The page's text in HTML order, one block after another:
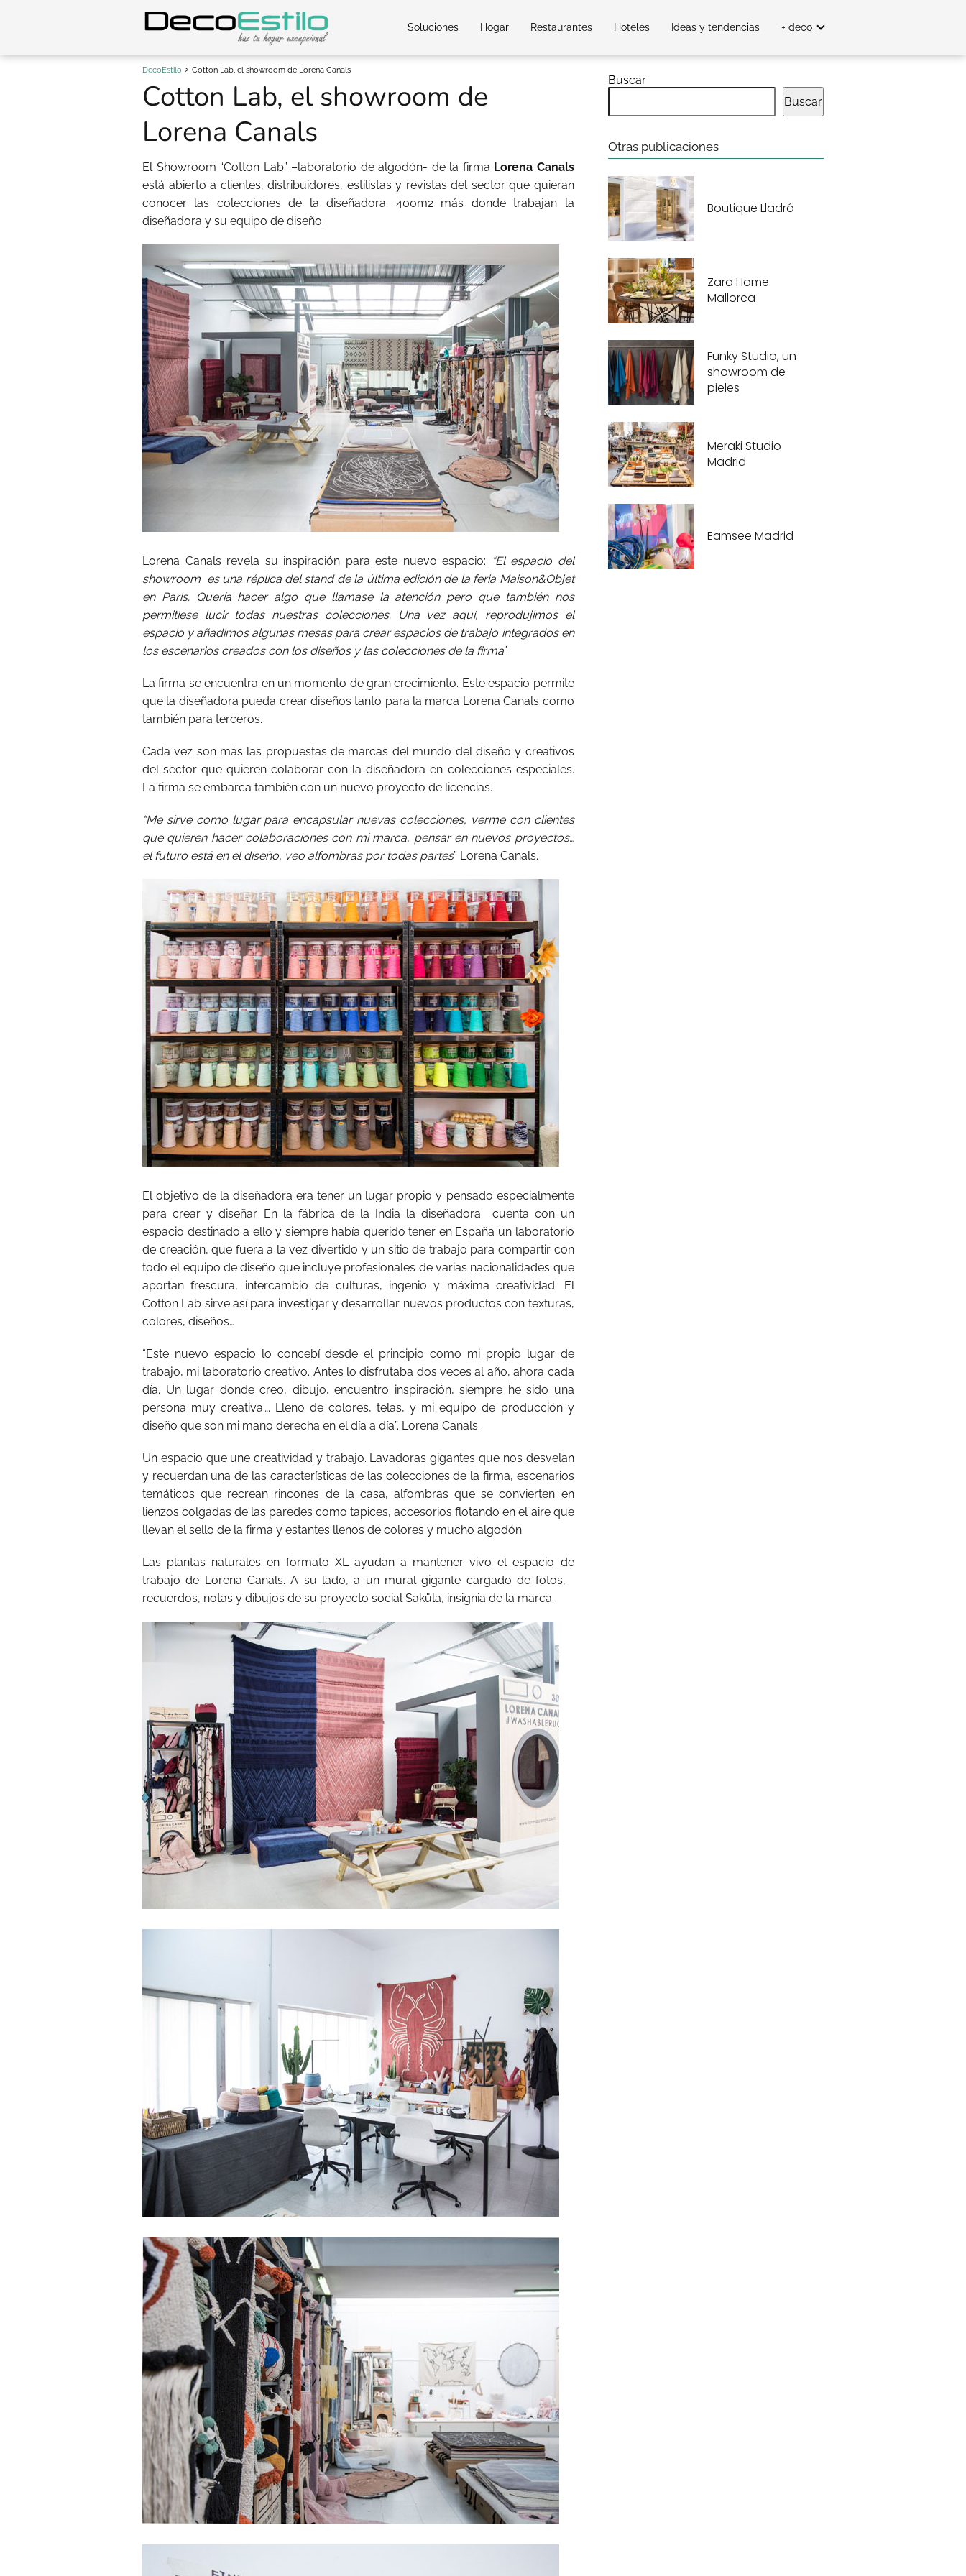
Soluciones Hogar Restaurantes Hoteles Ideas y tendencias + deco
DecoEstilo Cotton Lab, el showroom de Lorena Canals
Cotton Lab, el showroom de
Lorena Canals
El Showroom “Cotton Lab” –laboratorio de algodón- de la firma Lorena Canals
está abierto a clientes, distribuidores, estilistas y revistas del sector que quieran
conocer las colecciones de la diseñadora. 400m2 más donde trabajan la
diseñadora y su equipo de diseño.
Lorena Canals revela su inspiración para este nuevo espacio:
“El espacio del
showroom es una réplica del stand de la última edición de la feria Maison&Objet
en Paris. Quería hacer algo que llamase la atención pero que también nos
permitiese lucir todas nuestras colecciones. Una vez aquí, reprodujimos el
espacio y añadimos algunas mesas para crear espacios de trabajo integrados en
los escenarios creados con los diseños y las colecciones de la firma”.
La firma se encuentra en un momento de gran crecimiento. Este espacio permite
que la diseñadora pueda crear diseños tanto para la marca Lorena Canals como
también para terceros.
Cada vez son más las propuestas de marcas del mundo del diseño y creativos
del sector que quieren colaborar con la diseñadora en colecciones especiales.
La firma se embarca también con un nuevo proyecto de licencias.
“Me sirve como lugar para encapsular nuevas colecciones, verme con clientes
que quieren hacer colaboraciones con mi marca, pensar en nuevos proyectos…
el futuro está en el diseño, veo alfombras por todas partes” Lorena Canals.
El objetivo de la diseñadora era tener un lugar propio y pensado especialmente
para crear y diseñar. En la fábrica de la India la diseñadora cuenta con un
espacio destinado a ello y siempre había querido tener en España un laboratorio
de creación, que fuera a la vez divertido y un sitio de trabajo para compartir con
todo el equipo de diseño que incluye profesionales de varias nacionalidades que
aportan frescura, intercambio de culturas, ingenio y máxima creatividad. El
Cotton Lab sirve así para investigar y desarrollar nuevos productos con texturas,
colores, diseños…
“Este nuevo espacio lo concebí desde el principio como mi propio lugar de
trabajo, mi laboratorio creativo. Antes lo disfrutaba dos veces al año, ahora cada
día. Un lugar donde creo, dibujo, encuentro inspiración, siempre he sido una
persona muy creativa…. Lleno de colores, telas, y mi equipo de producción y
diseño que son mi mano derecha en el día a día”. Lorena Canals.
Un espacio que une creatividad y trabajo. Lavadoras gigantes que nos desvelan
y recuerdan una de las características de las colecciones de la firma, escenarios
temáticos que recrean rincones de la casa, alfombras que se convierten en
lienzos colgadas de las paredes como tapices, accesorios flotando en el aire que
llevan el sello de la firma y estantes llenos de colores y mucho algodón.
Las plantas naturales en formato XL ayudan a mantener vivo el espacio de
trabajo de Lorena Canals. A su lado, a un mural gigante cargado de fotos,
recuerdos, notas y dibujos de su proyecto social Saküla, insignia de la marca.
Buscar
Buscar
Otras publicaciones
Boutique Lladró
Zara Home
Mallorca
Funky Studio, un
showroom de
pieles
Meraki Studio
Madrid
Eamsee Madrid